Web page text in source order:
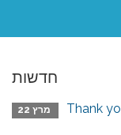
חדשות
Thank